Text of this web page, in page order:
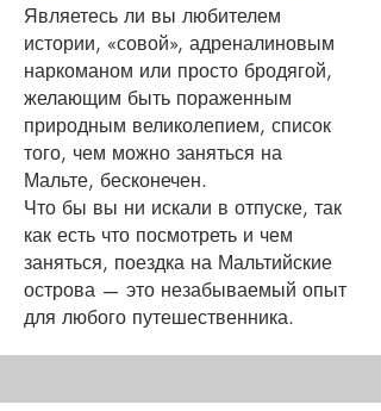
Являетесь ли вы любителем
истории, «совой», адреналиновым
наркоманом или просто бродягой,
желающим быть пораженным
природным великолепием, список
того, чем можно заняться на
Мальте, бесконечен.
Что бы вы ни искали в отпуске, так
как есть что посмотреть и чем
заняться, поездка на Мальтийские
острова — это незабываемый опыт
для любого путешественника.